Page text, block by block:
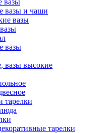
вазы
вазы и чаши
вазы
вазы
вазы высокие
тарелки
тарелки